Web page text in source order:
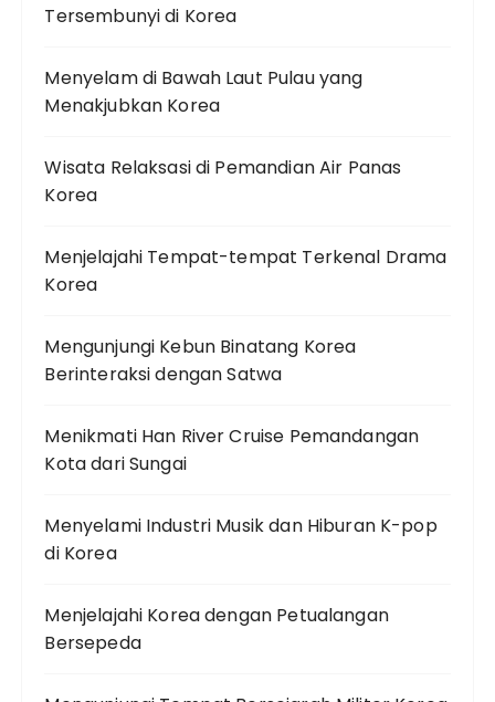
Tersembunyi di Korea
Menyelam di Bawah Laut Pulau yang
Menakjubkan Korea
Wisata Relaksasi di Pemandian Air Panas
Korea
Menjelajahi Tempat-tempat Terkenal Drama
Korea
Mengunjungi Kebun Binatang Korea
Berinteraksi dengan Satwa
Menikmati Han River Cruise Pemandangan
Kota dari Sungai
Menyelami Industri Musik dan Hiburan K-pop
di Korea
Menjelajahi Korea dengan Petualangan
Bersepeda